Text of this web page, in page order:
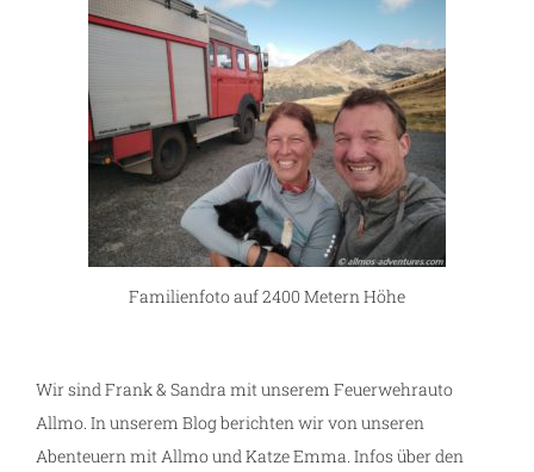
Familienfoto auf 2400 Metern Höhe
Wir sind Frank & Sandra mit unserem Feuerwehrauto
Allmo. In unserem Blog berichten wir von unseren
Abenteuern mit Allmo und Katze Emma. Infos über den